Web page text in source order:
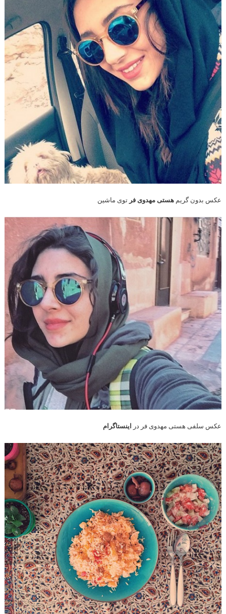
عکس بدون گریم هستی مهدوی فر توی ماشین
عکس سلفی هستی مهدوی فر در اینستاگرام